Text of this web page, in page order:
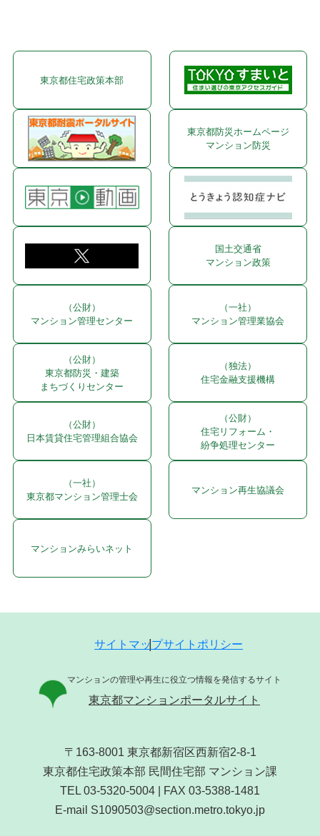
東京都住宅政策本部
東京都防災ホームページ
マンション防災
国土交通省
マンション政策
（公財）
マンション管理センター
（一社）
マンション管理業協会
（公財）
東京都防災・建築
まちづくりセンター
（独法）
住宅金融支援機構
（公財）
日本賃貸住宅管理組合協会
（公財）
住宅リフォーム・
紛争処理センター
（一社）
東京都マンション管理士会
マンション再生協議会
マンションみらいネット
サイトマップサイトポリシー
マンションの管理や再生に役立つ情報を発信するサイト
東京都マンションポータルサイト
〒163-8001 東京都新宿区西新宿2-8-1
東京都住宅政策本部 民間住宅部 マンション課
TEL 03-5320-5004 | FAX 03-5388-1481
E-mail S1090503@section.metro.tokyo.jp